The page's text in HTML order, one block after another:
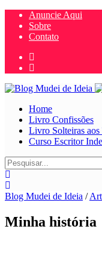
Anuncie Aqui
Sobre
Contato
Home
Livro Confissões
Livro Solteiras aos
Curso Escritor
Blog Mudei de Ideia /
Minha história